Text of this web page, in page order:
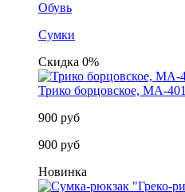
Обувь
Сумки
Скидка 0%
Трико борцовское, MA-401
900 руб
900 руб
Новинка